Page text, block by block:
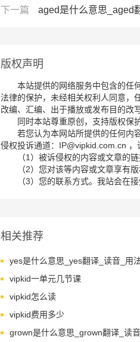
下一篇
aged是什么意思_aged
版权声明
本站提供的网络服务中包含的任
法律的保护，未经相关权利人同意，
改编、汇编、出于播放或发布目的改
同时本站尊重原创，支持版权保
若您认为本网站所提供的任何内
侵权投诉通道：IP@vipkid.com.cn ，
（1）被诉侵权的内容或文章的链
（2）您对该等内容或文章享有版
（3）您的联系方式。我站会在
相关推荐
yes是什么意思_yes翻译_读音_用
vipkid一单元几节课
vipkid怎么读
vipkid费用多少
grown是什么意思_grown翻译_读